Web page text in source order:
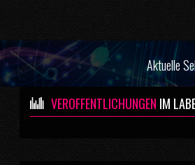
Aktuelle
VERÖFFENTLICHUNGEN IM